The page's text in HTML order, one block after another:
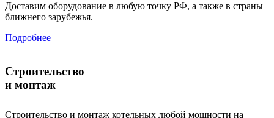
Доставим оборудование в любую точку РФ, а также в страны
ближнего зарубежья.
Подробнее
Строительство
и монтаж
Строительство и монтаж котельных любой мощности на